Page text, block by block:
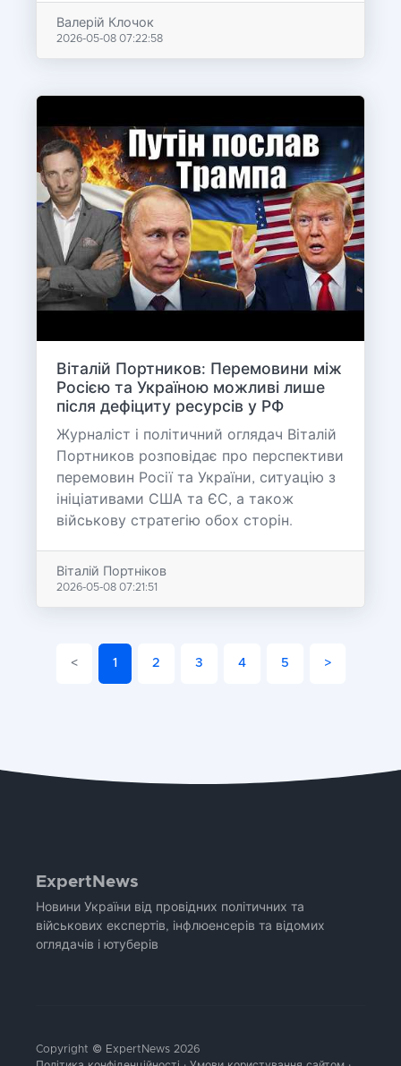
Валерій Клочок
2026-05-08 07:22:58
Віталій Портников: Перемовини між
Росією та Україною можливі лише
після дефіциту ресурсів у РФ
Журналіст і політичний оглядач Віталій
Портников розповідає про перспективи
перемовин Росії та України, ситуацію з
ініціативами США та ЄС, а також
військову стратегію обох сторін.
Віталій Портніков
2026-05-08 07:21:51
< 1 2 3 4 5 >
ExpertNews
Новини України від провідних політичних та
військових експертів, інфлюенсерів та відомих
оглядачів і ютуберів
Copyright © ExpertNews 2026